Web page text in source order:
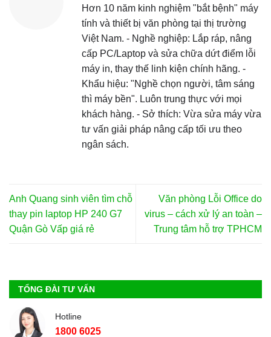
Hơn 10 năm kinh nghiệm "bắt bệnh" máy
tính và thiết bị văn phòng tại thị trường
Việt Nam. - Nghề nghiệp: Lắp ráp, nâng
cấp PC/Laptop và sửa chữa dứt điểm lỗi
máy in, thay thế linh kiện chính hãng. -
Khẩu hiệu: "Nghề chọn người, tâm sáng
thì máy bền". Luôn trung thực với mọi
khách hàng. - Sở thích: Vừa sửa máy vừa
tư vấn giải pháp nâng cấp tối ưu theo
ngân sách.
Anh Quang sinh viên tìm chỗ
thay pin laptop HP 240 G7
Quận Gò Vấp giá rẻ
Văn phòng Lỗi Office do
virus – cách xử lý an toàn –
Trung tâm hỗ trợ TPHCM
TỔNG ĐÀI TƯ VẤN
Hotline
1800 6025